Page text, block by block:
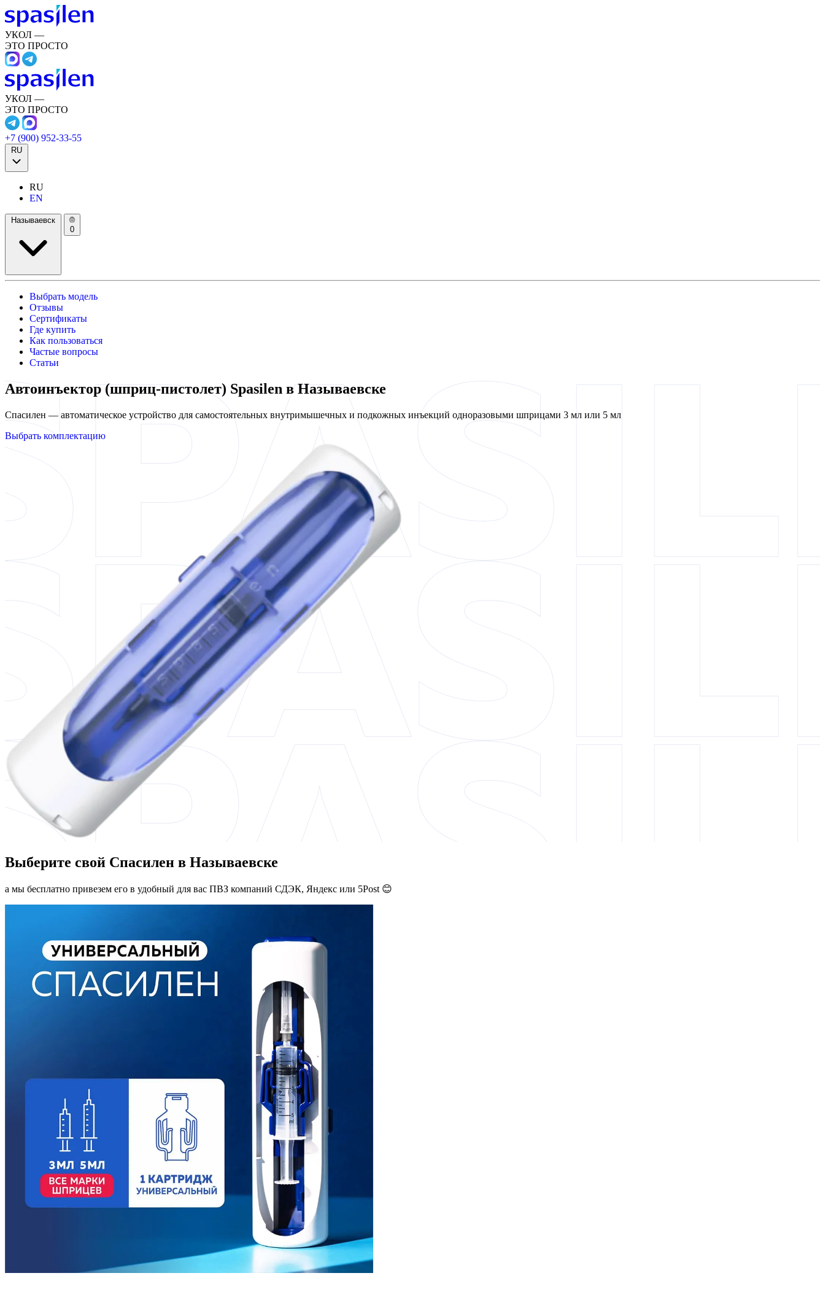
УКОЛ —
ЭТО ПРОСТО
УКОЛ —
ЭТО ПРОСТО
+7 (900) 952-33-55
RU
RU
EN
Называевск
0
Выбрать модель
Отзывы
Сертификаты
Где купить
Как пользоваться
Частые вопросы
Статьи
Автоинъектор (шприц-пистолет) Spasilen в Называевске
Спасилен — автоматическое устройство для самостоятельных внутримышечных и подкожных инъекций одноразовыми шприцами 3 мл или 5 мл
Выбрать комплектацию
Выберите свой Спасилен в Называевске
а мы бесплатно привезем его в удобный для вас ПВЗ компаний СДЭК, Яндекс или 5Post 😊